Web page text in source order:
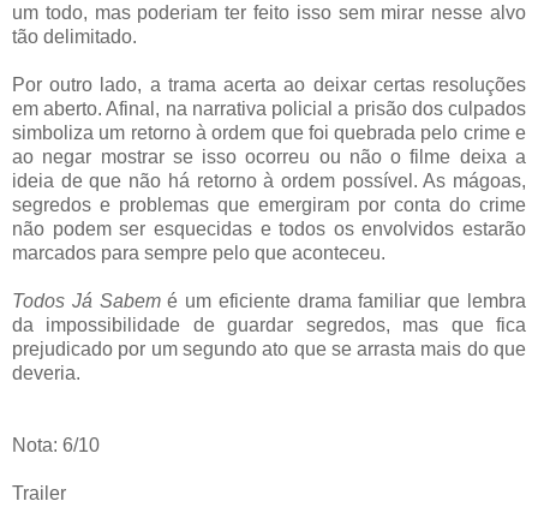
um todo, mas poderiam ter feito isso sem mirar nesse alvo
tão delimitado.
Por outro lado, a trama acerta ao deixar certas resoluções
em aberto. Afinal, na narrativa policial a prisão dos culpados
simboliza um retorno à ordem que foi quebrada pelo crime e
ao negar mostrar se isso ocorreu ou não o filme deixa a
ideia de que não há retorno à ordem possível. As mágoas,
segredos e problemas que emergiram por conta do crime
não podem ser esquecidas e todos os envolvidos estarão
marcados para sempre pelo que aconteceu.
Todos Já Sabemé um eficiente drama familiar que lembra
da impossibilidade de guardar segredos, mas que fica
prejudicado por um segundo ato que se arrasta mais do que
deveria.
Nota: 6/10
Trailer